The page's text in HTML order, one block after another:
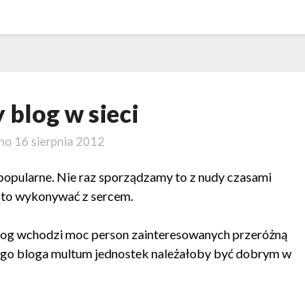
blog w sieci
16 sierpnia 2012
Nie raz sporządzamy to z nudy czasami
wykonywać z sercem.
wchodzi moc person zainteresowanych przeróżną
bloga multum jednostek należałoby być dobrym w